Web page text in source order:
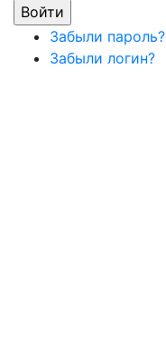
Забыли пароль?
Забыли логин?